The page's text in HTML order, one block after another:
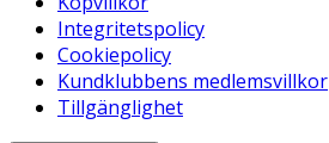
Integritetspolicy
Cookiepolicy
Kundklubbens medlemsvillkor
Tillgänglighet